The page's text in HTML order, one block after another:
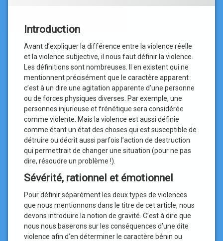
Introduction
Avant d’expliquer la différence entre la violence réelle
et la violence subjective, il nous faut définir la violence.
Les définitions sont nombreuses. Il en existent qui ne
mentionnent précisément que le caractère apparent :
c’est à un dire une agitation apparente d’une personne
ou de forces physiques diverses. Par exemple, une
personnes injurieuse et frénétique sera considérée
comme violente. Mais la violence est aussi définie
comme étant un état des choses qui est susceptible de
détruire ou décrit aussi parfois l’action de destruction
qui permettrait de changer une situation (pour ne pas
dire, résoudre un problème !).
Sévérité, rationnel et émotionnel
Pour définir séparément les deux types de violences
que nous mentionnons dans le titre de cet article, nous
devons introduire la notion de gravité. C’est à dire que
nous nous baserons sur les conséquences d’une dite
violence afin d’en déterminer le caractère bénin ou